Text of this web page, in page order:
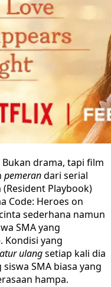
drama, tapi film
pemerandari serial
Playbook)
Code: Heroes on
sederhana namun
SMA yang
Kondisi yang
ulangsetiap kali dia
SMA biasa yang
hampa.